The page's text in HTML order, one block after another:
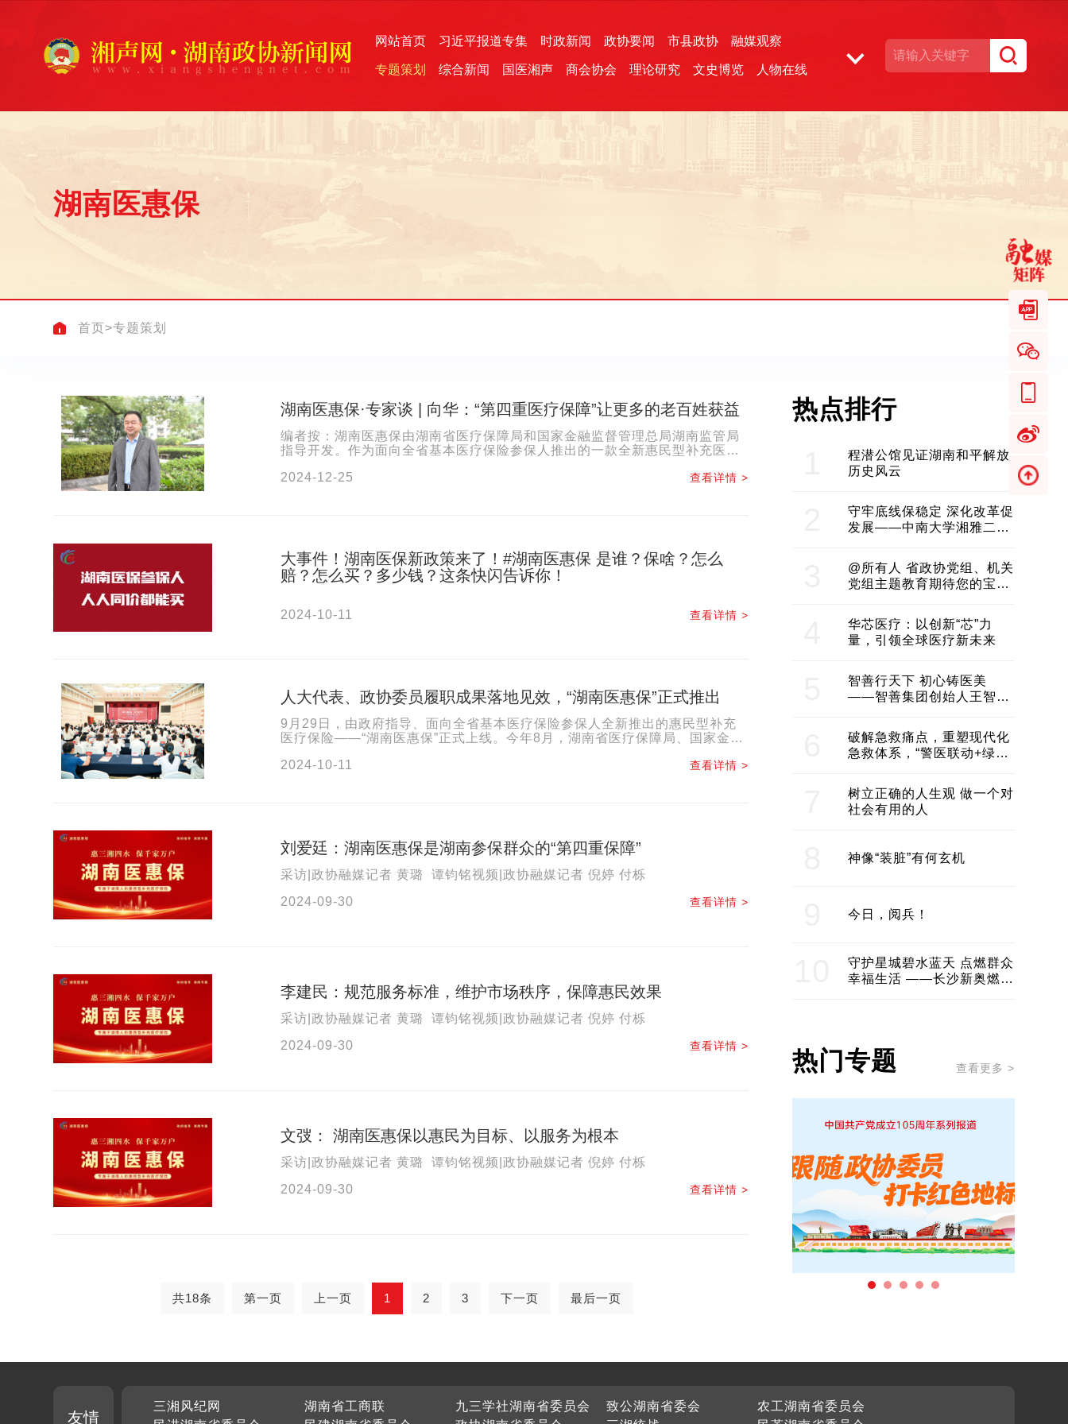
网站首页 习近平报道专集 时政新闻 政协要闻 市县政协 融媒观察
专题策划 综合新闻 国医湘声 商会协会 理论研究 文史博览 人物在线
湖南医惠保
首页>专题策划
湖南医惠保·专家谈 | 向华：“第四重医疗保障”让更多的老百姓获益
编者按：湖南医惠保由湖南省医疗保障局和国家金融监督管理总局湖南监管局
指导开发。作为面向全省基本医疗保险参保人推出的一款全新惠民型补充医疗
2024-12-25
查看详情 >
大事件！湖南医保新政策来了！#湖南医惠保 是谁？保啥？怎么
赔？怎么买？多少钱？这条快闪告诉你！
2024-10-11 查看详情 >
人大代表、政协委员履职成果落地见效，“湖南医惠保”正式推出
9月29日，由政府指导、面向全省基本医疗保险参保人全新推出的惠民型补充
医疗保险——“湖南医惠保”正式上线。今年8月，湖南省医疗保障局、国家金融
2024-10-11
查看详情 >
刘爱廷：湖南医惠保是湖南参保群众的“第四重保障”
采访|政协融媒记者 黄璐 谭钧铭视频|政协融媒记者 倪婷 付栎
2024-09-30
查看详情 >
李建民：规范服务标准，维护市场秩序，保障惠民效果
采访|政协融媒记者 黄璐 谭钧铭视频|政协融媒记者 倪婷 付栎
2024-09-30
查看详情 >
文弢： 湖南医惠保以惠民为目标、以服务为根本
采访|政协融媒记者 黄璐 谭钧铭视频|政协融媒记者 倪婷 付栎
2024-09-30
查看详情 >
共18条 第一页 上一页 1 2 3 下一页 最后一页
热点排行
程潜公馆见证湖南和平解放
历史风云
守牢底线保稳定 深化改革促
发展——中南大学湘雅二医
@所有人 省政协党组、机关
党组主题教育期待您的宝贵
华芯医疗：以创新“芯”力
量，引领全球医疗新未来
智善行天下 初心铸医美
——智善集团创始人王智带
建医美产业良性生态圈
破解急救痛点，重塑现代化
急救体系，“警医联动+绿波
树立正确的人生观 做一个对
社会有用的人
神像“装脏”有何玄机
今日，阅兵！
守护星城碧水蓝天 点燃群众
幸福生活 ——长沙新奥燃气
热门专题 查看更多 >
友情
三湘风纪网 湖南省工商联 九三学社湖南省委员会 致公湖南省委会
农工湖南省委员会